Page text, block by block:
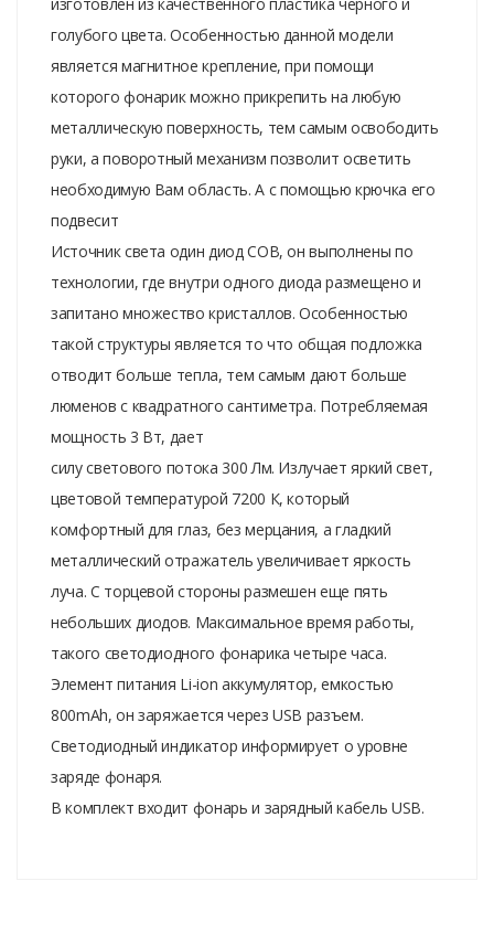
голубого цвета. Особенностью данной модели
является магнитное крепление, при помощи
которого фонарик можно прикрепить на любую
металлическую поверхность, тем самым освободить
руки, а поворотный механизм позволит осветить
необходимую Вам область. А с помощью крючка его
подвесит
Источник света один диод COB, он выполнены по
технологии, где внутри одного диода размещено и
запитано множество кристаллов. Особенностью
такой структуры является то что общая подложка
отводит больше тепла, тем самым дают больше
люменов с квадратного сантиметра. Потребляемая
мощность 3 Вт, дает
силу светового потока 300 Лм. Излучает яркий свет,
цветовой температурой 7200 К, который
комфортный для глаз, без мерцания, а гладкий
металлический отражатель увеличивает яркость
луча. С торцевой стороны размешен еще пять
небольших диодов. Максимальное время работы,
такого светодиодного фонарика четыре часа.
Элемент питания Li-ion аккумулятор, емкостью
800mAh, он заряжается через USB разъем.
Светодиодный индикатор информирует о уровне
заряде фонаря.
В комплект входит фонарь и зарядный кабель USB.